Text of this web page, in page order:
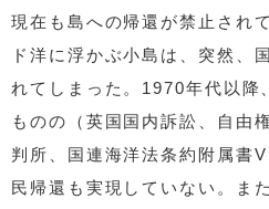
現在も島への帰還が禁止され
ド洋に浮かぶ小島は、突然、
れてしまった。1970年代以降
ものの（英国国内訴訟、自由
判所、国連海洋法条約附属書
民帰還も実現していない。ま